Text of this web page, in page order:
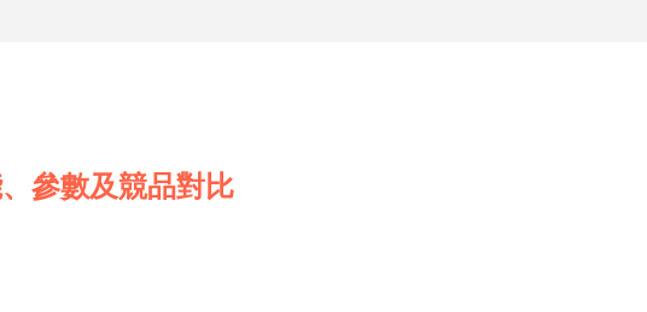
參數及競品對比